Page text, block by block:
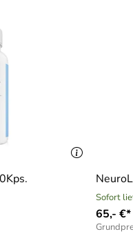
Sofort
65,- €*